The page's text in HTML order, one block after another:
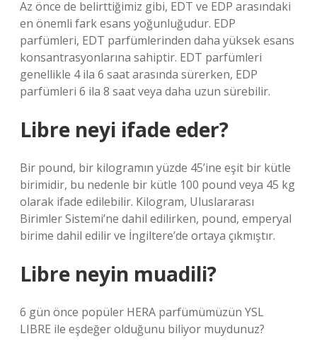
Az önce de belirttiğimiz gibi, EDT ve EDP arasındaki
en önemli fark esans yoğunluğudur. EDP
parfümleri, EDT parfümlerinden daha yüksek esans
konsantrasyonlarına sahiptir. EDT parfümleri
genellikle 4 ila 6 saat arasında sürerken, EDP
parfümleri 6 ila 8 saat veya daha uzun sürebilir.
Libre neyi ifade eder?
Bir pound, bir kilogramın yüzde 45’ine eşit bir kütle
birimidir, bu nedenle bir kütle 100 pound veya 45 kg
olarak ifade edilebilir. Kilogram, Uluslararası
Birimler Sistemi’ne dahil edilirken, pound, emperyal
birime dahil edilir ve İngiltere’de ortaya çıkmıştır.
Libre neyin muadili?
6 gün önce popüler HERA parfümümüzün YSL
LIBRE ile eşdeğer olduğunu biliyor muydunuz?